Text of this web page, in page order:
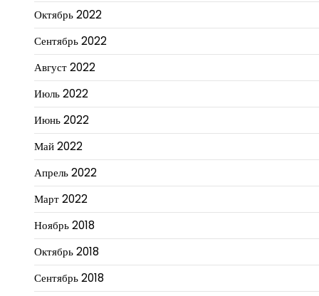
Октябрь 2022
Сентябрь 2022
Август 2022
Июль 2022
Июнь 2022
Май 2022
Апрель 2022
Март 2022
Ноябрь 2018
Октябрь 2018
Сентябрь 2018